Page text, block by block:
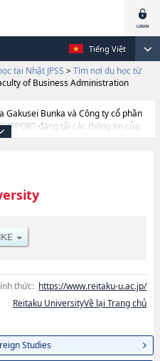
Tiếng Việt
tại Nhật JPSS > Tìm nơi du học từ
of Business Administration
Bunka và Công ty cổ phần
đăng tải các thông tin của
trường đại học ngắn hạn, trường
các Ngành Faculty of Foreign
Faculty of
of EngineeringhoặcNgành Faculty
sinh, số lượng trúng tuyển, cở sở
thức: https://www.reitaku-u.ac.jp/
Reitaku UniversityVề lại Trang chủ
Studies